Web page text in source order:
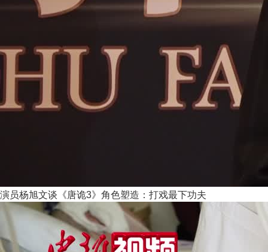
演员杨旭文谈《唐诡3》角色塑造：打戏最下功夫